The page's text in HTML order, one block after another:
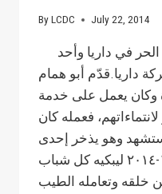
ByLCDC July 22, 2014
داريا.قدّم أبو همام
وكان يعمل على خدمة
فعمله كان
وهو يذخر إحدى
جبهات المدينة في ٢٧-١-٢٠١٤ ليبكيه كل شباب
خلقه وتعامله الطيب